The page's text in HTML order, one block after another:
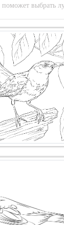
поможет выбрать